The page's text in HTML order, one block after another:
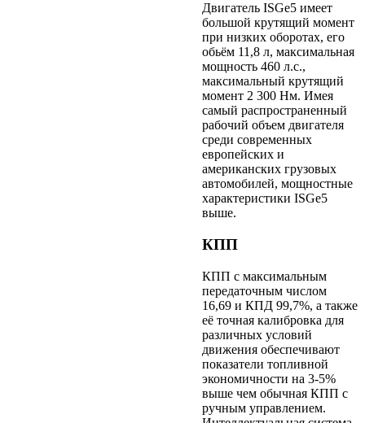
Двигатель ISGe5 имеет
большой крутящий момент
при низких оборотах, его
обьём 11,8 л, максимальная
мощность 460 л.с.,
максимальный крутящий
момент 2 300 Нм. Имея
самый распространенный
рабочий объем двигателя
среди современных
европейских и
американских грузовых
автомобилей, мощностные
характеристики ISGe5
выше.
КПП
КПП c максимальным
передаточным числом
16,69 и КПД 99,7%, а также
её точная калибровка для
различных условий
движения обеспечивают
показатели топливной
экономичности на 3-5%
выше чем обычная КПП с
ручным управлением.